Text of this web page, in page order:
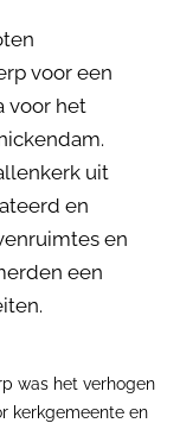
voor een
voor het
uit
en
en
een
was het verhogen
kerkgemeente en